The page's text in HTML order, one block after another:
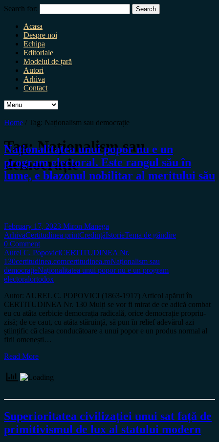
Search for:
Acasa
Despre noi
Echipa
Editoriale
Modelul de țară
Autori
Arhiva
Contact
Home / Tag: Naționalism sau democrație
Tag:Naționalism sau
democrație
Naționalitatea unui popor nu e un
program electoral. Este rangul său în
lume, e blazonul nobilitar al meritului său
February 17, 2023 Miron Manega
ArhivaCertitudinea printCredințăIstorieTema de gândire
0 Comment
Aurel C. PopoviciCERTITUDINEA Nr.
130certitudinea.comcertitudinea.roNaționalism sau
democrațieNaționalitatea unui popor nu e un program
electoralortodox
Autor: AUREL C. POPOVICI (1863-1917) Articol apărut în
CERTITUDINEA Nr. 130 Mulți se vor fi mirat de ce adică combat
eu cu atâta cerbicie democrația radicală, orice democrație propriu-
zisă; de ce caut, cu atâta stăruință, să pun în relief adevărul azi
științific că clasa conducătoare a unui popor e un produs normal al
firii omenești…
Read More
Superioritatea civilizației unui sat față de
primitivismul de lux al statului modern